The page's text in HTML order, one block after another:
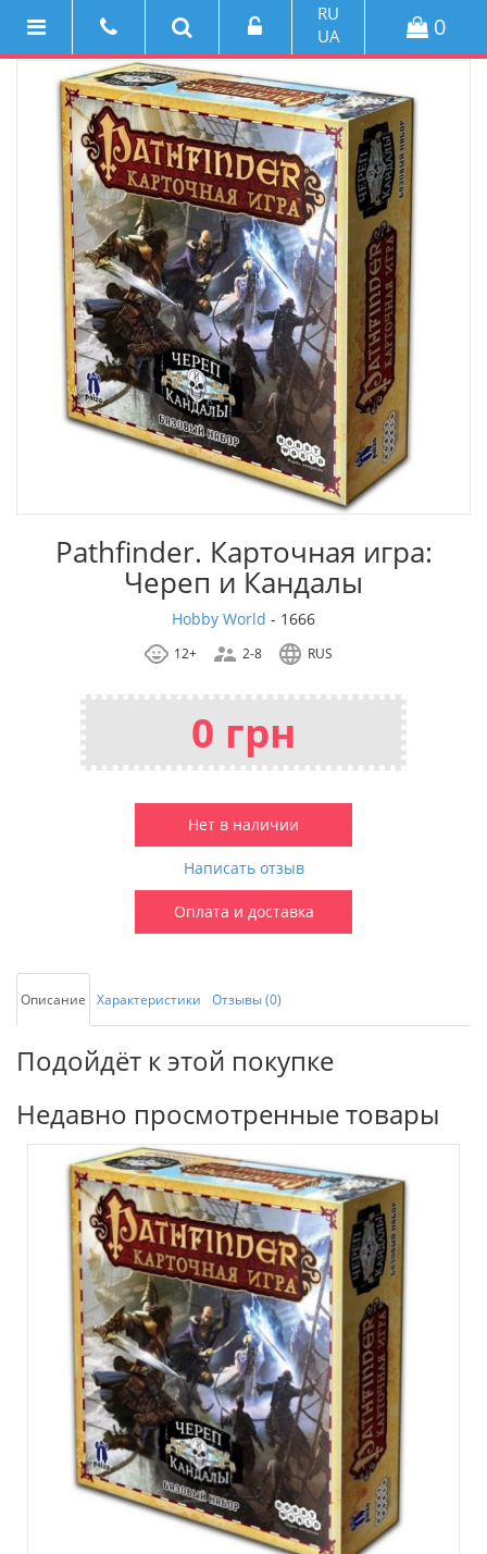
RU
UA
0
Pathfinder. Карточная игра:
Череп и Кандалы
Hobby World - 1666
12+ 2-8 RUS
0 грн
Нет в наличии
Написать отзыв
Оплата и доставка
Описание Характеристики Отзывы (0)
Подойдёт к этой покупке
Недавно просмотренные товары